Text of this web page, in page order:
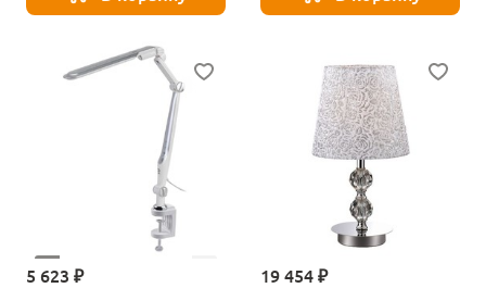
5 623 ₽ 19 454 ₽